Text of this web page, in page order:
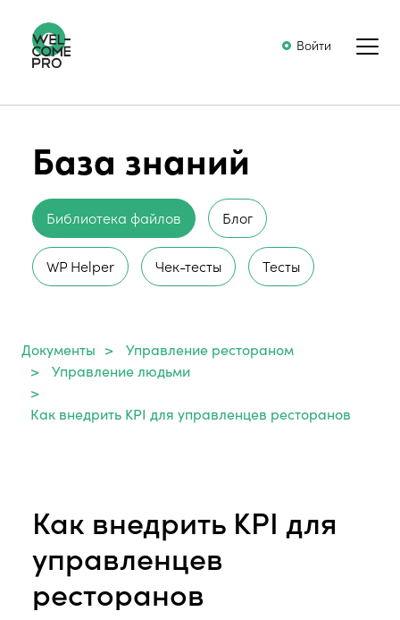
Войти
База знаний
Библиотека файлов Блог
WP Helper Чек-тесты Тесты
Документы >
Управление рестораном
>
Управление людьми
>
Как внедрить KPI для управленцев ресторанов
Как внедрить KPI для
управленцев
ресторанов